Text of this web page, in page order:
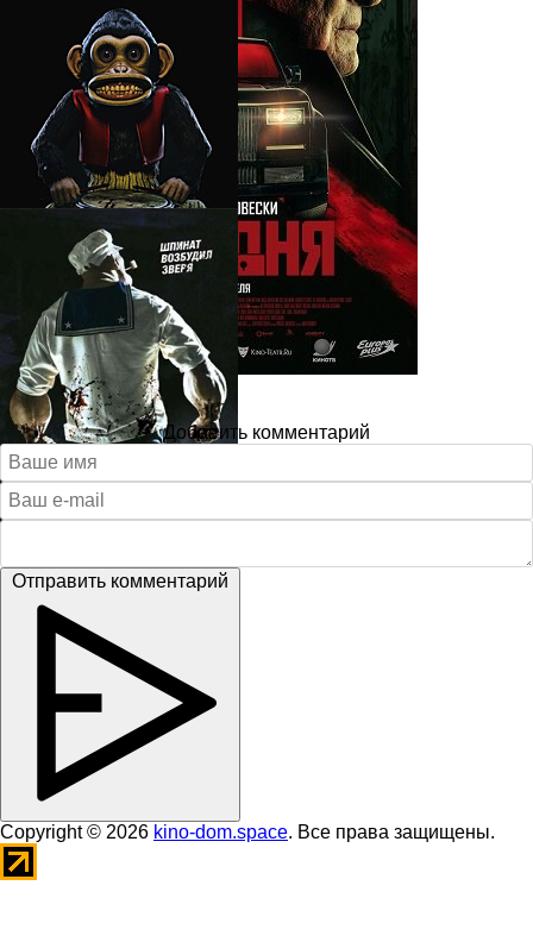
Добавить комментарий
Отправить комментарий
Copyright © 2026 kino-dom.space. Все права защищены.